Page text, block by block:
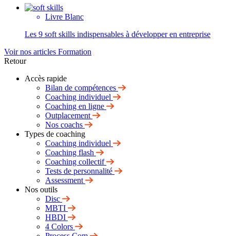
Livre Blanc
Les 9 soft skills indispensables à développer en entreprise
Voir nos articles Formation
Retour
Accès rapide
Bilan de compétences
Coaching individuel
Coaching en ligne
Outplacement
Nos coachs
Types de coaching
Coaching individuel
Coaching flash
Coaching collectif
Tests de personnalité
Assessment
Nos outils
Disc
MBTI
HBDI
4 Colors